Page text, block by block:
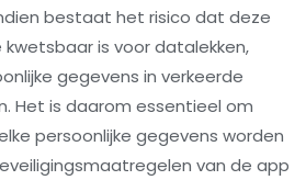
bestaat het risico dat deze
is voor datalekken,
gegevens in verkeerde
Het is daarom essentieel om
persoonlijke gegevens worden
van de app